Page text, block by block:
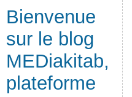
Bienvenue
sur le blog
MEDiakitab,
plateforme